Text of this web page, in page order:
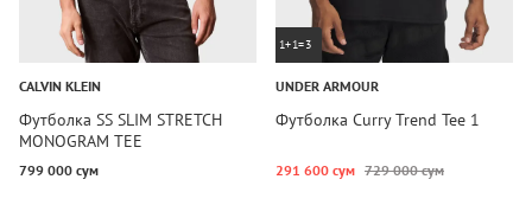
CALVIN KLEIN
Футболка SS SLIM STRETCH
MONOGRAM TEE
799 000 сум
1+1=3
UNDER ARMOUR
Футболка Curry Trend Tee 1
291 600 сум 729 000 сум